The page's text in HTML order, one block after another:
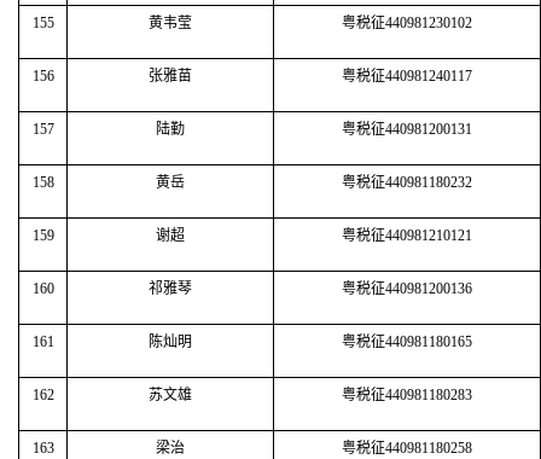
155 黄韦莹 粤税征440981230102
156 张雅苗 粤税征440981240117
157 陆勤 粤税征440981200131
158 黄岳 粤税征440981180232
159 谢超 粤税征440981210121
160 祁雅琴 粤税征440981200136
161 陈灿明 粤税征440981180165
162 苏文雄 粤税征440981180283
163 梁治 粤税征440981180258